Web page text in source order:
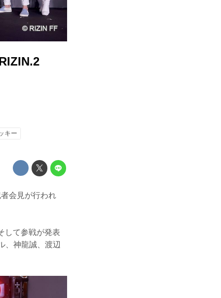
キー
会見が行われ
して参戦が発表
、神龍誠、渡辺